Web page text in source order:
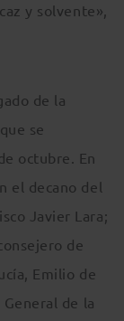
y solvente»,
de la
se
octubre. En
el decano del
Javier Lara;
de
Emilio de
de la